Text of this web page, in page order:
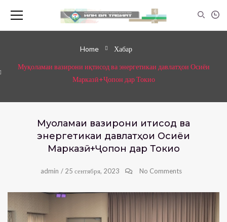
Home Хабар
Муқоламаи вазирони иқтисод ва энергетикаи давлатҳои Осиёи
Марказӣ+Ҷопон дар Токио
Муқоламаи вазирони иқтисод ва
энергетикаи давлатҳои Осиёи
Марказӣ+Ҷопон дар Токио
admin / 25 сентября, 2023 No Comments